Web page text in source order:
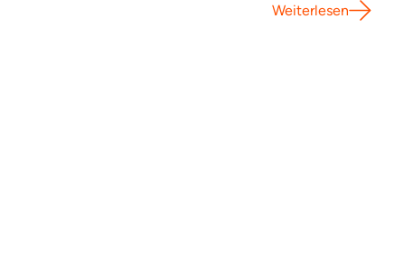
Weiterlesen